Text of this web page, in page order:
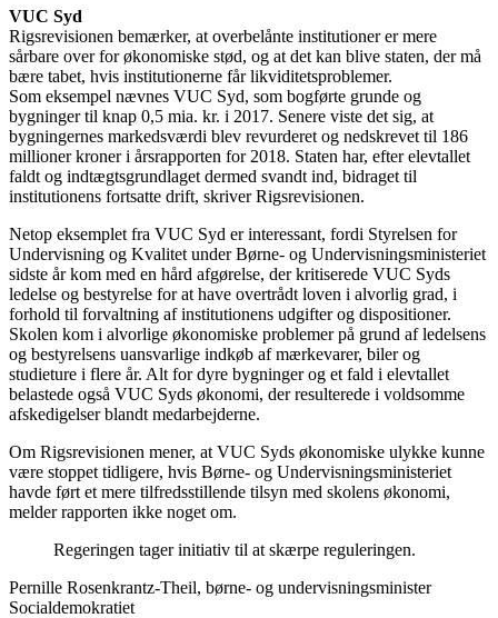
VUC Syd
Rigsrevisionen bemærker, at overbelånte institutioner er mere
sårbare over for økonomiske stød, og at det kan blive staten, der må
bære tabet, hvis institutionerne får likviditetsproblemer.
Som eksempel nævnes VUC Syd, som bogførte grunde og
bygninger til knap 0,5 mia. kr. i 2017. Senere viste det sig, at
bygningernes markedsværdi blev revurderet og nedskrevet til 186
millioner kroner i årsrapporten for 2018. Staten har, efter elevtallet
faldt og indtægtsgrundlaget dermed svandt ind, bidraget til
institutionens fortsatte drift, skriver Rigsrevisionen.
Netop eksemplet fra VUC Syd er interessant, fordi Styrelsen for
Undervisning og Kvalitet under Børne- og Undervisningsministeriet
sidste år kom med en hård afgørelse, der kritiserede VUC Syds
ledelse og bestyrelse for at have overtrådt loven i alvorlig grad, i
forhold til forvaltning af institutionens udgifter og dispositioner.
Skolen kom i alvorlige økonomiske problemer på grund af ledelsens
og bestyrelsens uansvarlige indkøb af mærkevarer, biler og
studieture i flere år. Alt for dyre bygninger og et fald i elevtallet
belastede også VUC Syds økonomi, der resulterede i voldsomme
afskedigelser blandt medarbejderne.
Om Rigsrevisionen mener, at VUC Syds økonomiske ulykke kunne
være stoppet tidligere, hvis Børne- og Undervisningsministeriet
havde ført et mere tilfredsstillende tilsyn med skolens økonomi,
melder rapporten ikke noget om.
Regeringen tager initiativ til at skærpe reguleringen.
Pernille Rosenkrantz-Theil, børne- og undervisningsminister
Socialdemokratiet